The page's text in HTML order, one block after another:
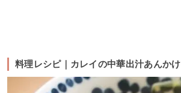
料理レシピ｜カレイの中華出汁あんかけ